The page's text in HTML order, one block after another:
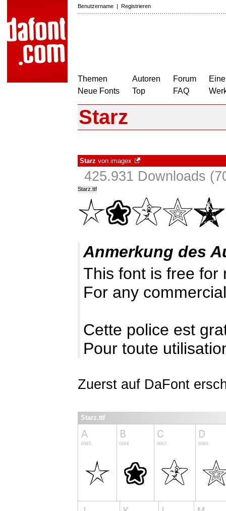
Benutzername | Registrieren
Themen
Neue Fonts
Autoren
Top
Forum
FAQ
Starz
Starz von imagex
425.931 Downloads
Starz.ttf
Anmerkung des
This font is free for
For any
Cette police est
Pour toute
Zuerst auf DaFont
Starz.ttf